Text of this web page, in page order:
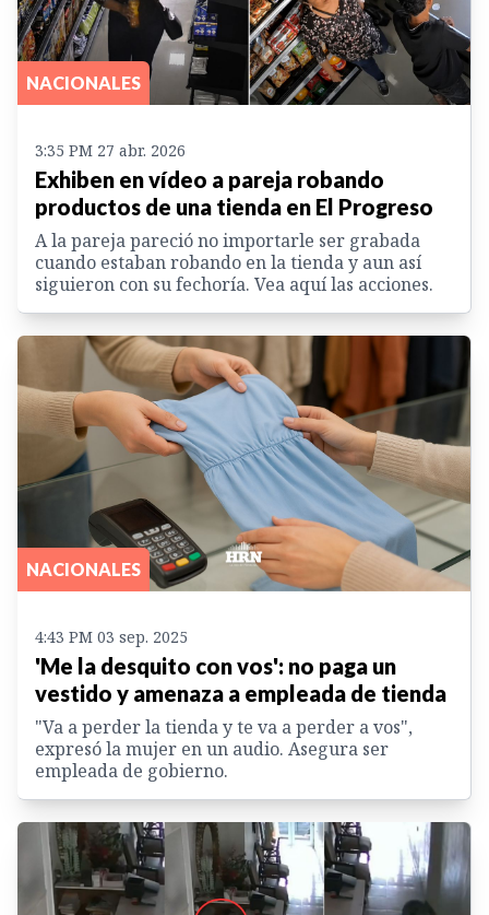
NACIONALES
3:35 PM 27 abr. 2026
Exhiben en vídeo a pareja robando
productos de una tienda en El Progreso
A la pareja pareció no importarle ser grabada
cuando estaban robando en la tienda y aun así
siguieron con su fechoría. Vea aquí las acciones.
NACIONALES
4:43 PM 03 sep. 2025
'Me la desquito con vos': no paga un
vestido y amenaza a empleada de tienda
"Va a perder la tienda y te va a perder a vos",
expresó la mujer en un audio. Asegura ser
empleada de gobierno.